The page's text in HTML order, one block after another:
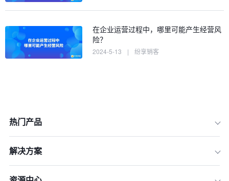
在企业运营过程中，哪里可能产生经营风
险？
2024-5-13 | 纷享销客
热门产品
解决方案